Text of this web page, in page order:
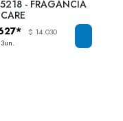
- FRAGANCIA
$ 14.030